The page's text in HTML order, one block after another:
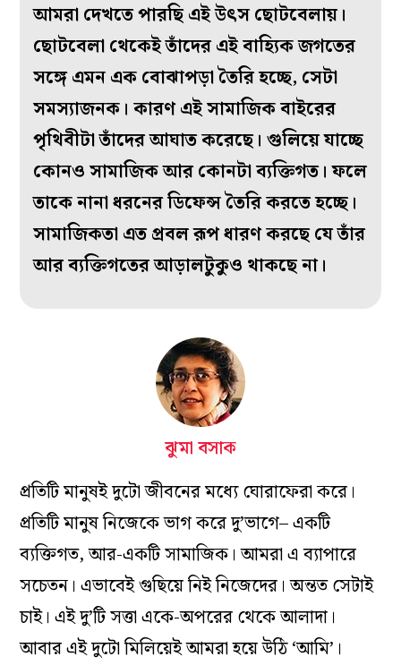
আমরা দেখতে পারছি এই উৎস ছোটবেলায়।
ছোটবেলা থেকেই তাঁদের এই বাহ্যিক জগতের
সঙ্গে এমন এক বোঝাপড়া তৈরি হচ্ছে, সেটা
সমস্যাজনক। কারণ এই সামাজিক বাইরের
পৃথিবীটা তাঁদের আঘাত করেছে। গুলিয়ে যাচ্ছে
কোনও সামাজিক আর কোনটা ব্যক্তিগত। ফলে
তাকে নানা ধরনের ডিফেন্স তৈরি করতে হচ্ছে।
সামাজিকতা এত প্রবল রূপ ধারণ করছে যে তাঁর
আর ব্যক্তিগতের আড়ালটুকুও থাকছে না।
ঝুমা বসাক
প্রতিটি মানুষই দুটো জীবনের মধ্যে ঘোরাফেরা করে।
প্রতিটি মানুষ নিজেকে ভাগ করে দু’ভাগে– একটি
ব্যক্তিগত, আর-একটি সামাজিক। আমরা এ ব্যাপারে
সচেতন। এভাবেই গুছিয়ে নিই নিজেদের। অন্তত সেটাই
চাই। এই দু’টি সত্তা একে-অপরের থেকে আলাদা।
আবার এই দুটো মিলিয়েই আমরা হয়ে উঠি ‘আমি’।